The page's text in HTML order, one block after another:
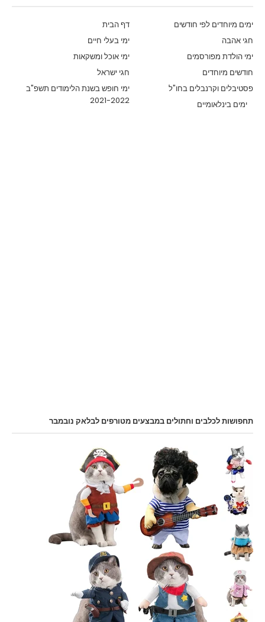
דף הבית
ימים מיוחדים לפי חודשים
ימי בעלי חיים
חגי אהבה
ימי אוכל ומשקאות
ימי הולדת מפורסמים
חגי ישראל
חודשים מיוחדים
ימי חופש בשנת הלימודים תשפ"ב
2021-2022
פסטיבלים וקרנבלים בחו"ל
ימים בינלאומיים
תחפושות לכלבים וחתולים במבצעים מטורפים לבלאק נובמבר